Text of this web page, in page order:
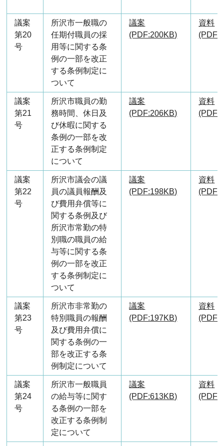
議案
第20
号
所沢市一般職の
任期付職員の採
用等に関する条
例の一部を改正
する条例制定に
ついて
議案
(PDF:200KB)
資料
議案
第21
号
所沢市職員の勤
務時間、休日及
び休暇に関する
条例の一部を改
正する条例制定
について
議案
(PDF:206KB)
資料
議案
第22
号
所沢市議会の議
員の議員報酬及
び費用弁償等に
関する条例及び
所沢市常勤の特
別職の職員の給
与等に関する条
例の一部を改正
する条例制定に
ついて
議案
(PDF:198KB)
資料
議案
第23
号
所沢市非常勤の
特別職員の報酬
及び費用弁償に
関する条例の一
部を改正する条
例制定について
議案
(PDF:197KB)
資料
議案
第24
号
所沢市一般職員
の給与等に関す
る条例の一部を
改正する条例制
定について
議案
(PDF:613KB)
資料